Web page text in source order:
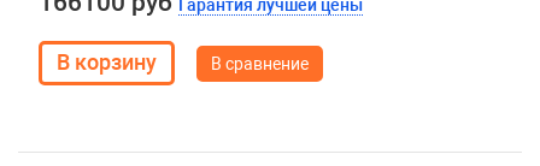
Гарантия лучшей цены
В сравнение